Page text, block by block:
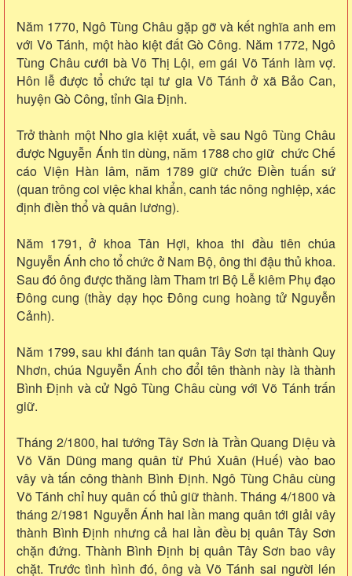
Năm 1770, Ngô Tùng Châu gặp gỡ và kết nghĩa anh em
với Võ Tánh, một hào kiệt đất Gò Công. Năm 1772, Ngô
Tùng Châu cưới bà Võ Thị Lội, em gái Võ Tánh làm vợ.
Hôn lễ được tổ chức tại tư gia Võ Tánh ở xã Bảo Can,
huyện Gò Công, tỉnh Gia Định.
Trở thành một Nho gia kiệt xuất, về sau Ngô Tùng Châu
được Nguyễn Ánh tin dùng, năm 1788 cho giữ chức Chế
cáo Viện Hàn lâm, năm 1789 giữ chức Điền tuấn sứ
(quan trông coi việc khai khẩn, canh tác nông nghiệp, xác
định điền thổ và quân lương).
Năm 1791, ở khoa Tân Hợi, khoa thi đầu tiên chúa
Nguyễn Ánh cho tổ chức ở Nam Bộ, ông thi đậu thủ khoa.
Sau đó ông được thăng làm Tham tri Bộ Lễ kiêm Phụ đạo
Đông cung (thầy dạy học Đông cung hoàng tử Nguyễn
Cảnh).
Năm 1799, sau khi đánh tan quân Tây Sơn tại thành Quy
Nhơn, chúa Nguyễn Ánh cho đổi tên thành này là thành
Bình Định và cử Ngô Tùng Châu cùng với Võ Tánh trấn
giữ.
Tháng 2/1800, hai tướng Tây Sơn là Trần Quang Diệu và
Võ Văn Dũng mang quân từ Phú Xuân (Huế) vào bao
vây và tấn công thành Bình Định. Ngô Tùng Châu cùng
Võ Tánh chỉ huy quân cố thủ giữ thành. Tháng 4/1800 và
tháng 2/1981 Nguyễn Ánh hai lần mang quân tới giải vây
thành Bình Định nhưng cả hai lần đều bị quân Tây Sơn
chặn đứng. Thành Bình Định bị quân Tây Sơn bao vây
chặt. Trước tình hình đó, ông và Võ Tánh sai người lén